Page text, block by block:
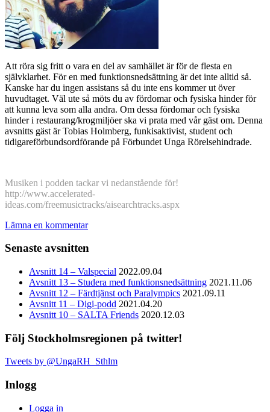
Att röra sig fritt o vara en del av samhället är för de flesta en
självklarhet. För en med funktionsnedsättning är det inte alltid så.
Kanske har du ingen assistans så du inte ens kommer ut över
huvudtaget. Väl ute så möts du av fördomar och fysiska hinder för
att kunna leva som alla andra. Om dessa fördomar och fysiska
hinder i restaurang/krogmiljöer ska vi prata med vår gäst om. Denna
avsnitts gäst är Tobias Holmberg, funkisaktivist, student och
tidigareförbundsordförande på Förbundet Unga Rörelsehindrade.
Musiken i podden tackar vi nedanstående för!
http://www.accelerated-
ideas.com/freemusictracks/aisearchtracks.aspx
Lämna en kommentar
Senaste avsnitten
Avsnitt 14 – Valspecial 2022.09.04
Avsnitt 13 – Studera med funktionsnedsättning 2021.11.06
Avsnitt 12 – Färdtjänst och Paralympics 2021.09.11
Avsnitt 11 – Digi-podd 2021.04.20
Avsnitt 10 – SALTA Friends 2020.12.03
Följ Stockholmsregionen på twitter!
Tweets by @UngaRH_Sthlm
Inlogg
Logga in